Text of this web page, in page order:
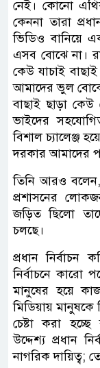
নেই। কোনো
কেননা তারা
ভিডিও বানিয়ে
এসব বোঝে না।
কেউ যাচাই
আমাদের ভুল
বাছাই ছাড়া
ভাইদের
বিশাল চ্যালেঞ্জ
দরকার আমাদের
তিনি আরও বলেন,
প্রশাসনের
জড়িত ছিলো
চলছে।
প্রধান নির্বাচন
নির্বাচনে কারো
মানুষের হয়ে
মিডিয়ায় মানুষকে
চেষ্টা করা
উদ্দেশ্য প্রধান
নাগরিক দায়িত্ব;